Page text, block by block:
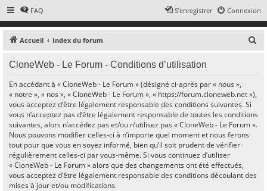
FAQ Connexion
S’enregistrer
Accueil Index du forum
CloneWeb - Le Forum - Conditions d’utilisation
En accédant à « CloneWeb - Le Forum » (désigné ci-après par « nous »,
« notre », « nos », « CloneWeb - Le Forum », « https://forum.cloneweb.net »),
vous acceptez d’être légalement responsable des conditions suivantes. Si
vous n’acceptez pas d’être légalement responsable de toutes les conditions
suivantes, alors n’accédez pas et/ou n’utilisez pas « CloneWeb - Le Forum ».
Nous pouvons modifier celles-ci à n’importe quel moment et nous ferons
tout pour que vous en soyez informé, bien qu’il soit prudent de vérifier
régulièrement celles-ci par vous-même. Si vous continuez d’utiliser
« CloneWeb - Le Forum » alors que des changements ont été effectués,
vous acceptez d’être légalement responsable des conditions découlant des
mises à jour et/ou modifications.